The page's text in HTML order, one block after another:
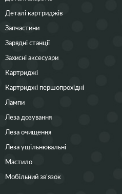
Деталі картриджів
Запчастини
Зарядні станції
Захисні аксесуари
Картриджі
Картриджі першопрохідні
Лампи
Леза дозування
Леза очищення
Леза ущільнювальні
Мастило
Мобільний зв’язок